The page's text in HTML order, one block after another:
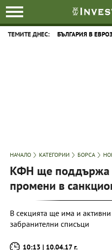
ТЕМИТЕ ДНЕС: БЪЛГАРИЯ В
НАЧАЛО КАТЕГОРИИ БОРСА
КФН ще поддържа
промени в
В секцията ще има и
забранителни списъци
10:13 | 10.04.17 г.